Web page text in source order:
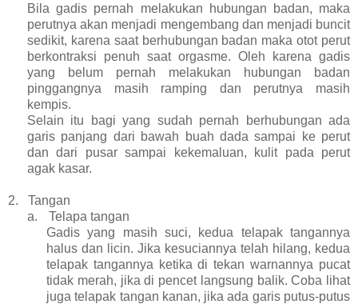
Bila gadis pernah melakukan hubungan badan, maka
perutnya akan menjadi mengembang dan menjadi buncit
sedikit, karena saat berhubungan badan maka otot perut
berkontraksi penuh saat orgasme. Oleh karena gadis
yang belum pernah melakukan hubungan badan
pinggangnya masih ramping dan perutnya masih
kempis.
Selain itu bagi yang sudah pernah berhubungan ada
garis panjang dari bawah buah dada sampai ke perut
dan dari pusar sampai kekemaluan, kulit pada perut
agak kasar.
2.
Tangan
a.
Telapa tangan
Gadis yang masih suci, kedua telapak tangannya
halus dan licin. Jika kesuciannya telah hilang, kedua
telapak tangannya ketika di tekan warnannya pucat
tidak merah, jika di pencet langsung balik. Coba lihat
juga telapak tangan kanan, jika ada garis putus-putus